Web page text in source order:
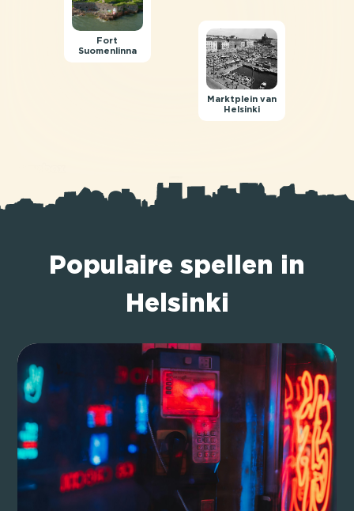
Fort
Suomenlinna
Marktplein van
Helsinki
Populaire spellen in
Helsinki